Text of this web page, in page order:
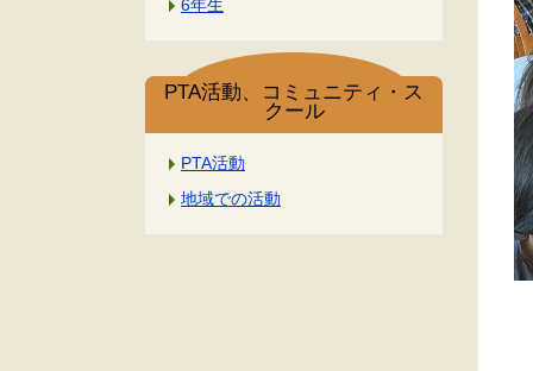
6年生
PTA活動、コミュニティ・ス
クール
PTA活動
地域での活動